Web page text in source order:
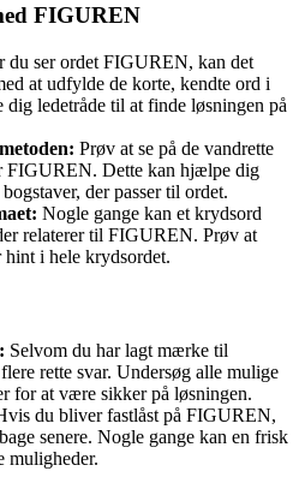
FIGUREN
du ser ordet FIGUREN, kan det
at udfylde de korte, kendte ord i
ledetråde til at finde løsningen på
Prøv at se på de vandrette
FIGUREN. Dette kan hjælpe dig
der passer til ordet.
Nogle gange kan et krydsord
relaterer til FIGUREN. Prøv at
i hele krydsordet.
Selvom du har lagt mærke til
rette svar. Undersøg alle mulige
for at være sikker på løsningen.
du bliver fastlåst på FIGUREN,
senere. Nogle gange kan en frisk
muligheder.